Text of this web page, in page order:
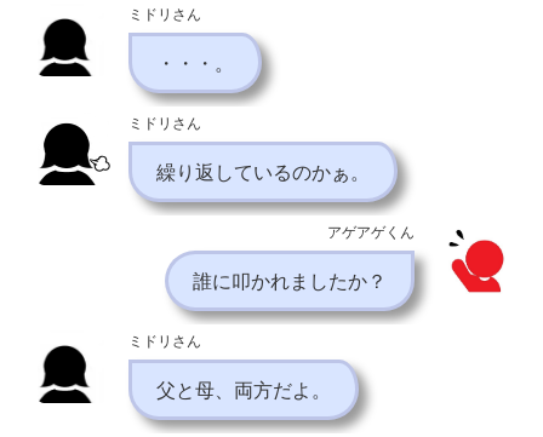
ミドリさん
・・・。
ミドリさん
繰り返しているのかぁ。
アゲアゲくん
誰に叩かれましたか？
ミドリさん
父と母、両方だよ。